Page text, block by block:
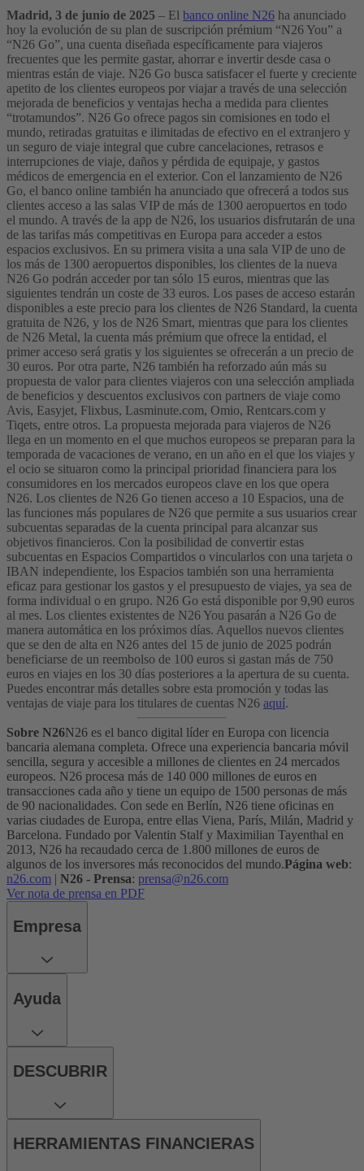
Madrid, 3 de junio de 2025 – El banco online N26 ha anunciado
hoy la evolución de su plan de suscripción prémium “N26 You” a
“N26 Go”, una cuenta diseñada específicamente para viajeros
frecuentes que les permite gastar, ahorrar e invertir desde casa o
mientras están de viaje. N26 Go busca satisfacer el fuerte y creciente
apetito de los clientes europeos por viajar a través de una selección
mejorada de beneficios y ventajas hecha a medida para clientes
“trotamundos”. N26 Go ofrece pagos sin comisiones en todo el
mundo, retiradas gratuitas e ilimitadas de efectivo en el extranjero y
un seguro de viaje integral que cubre cancelaciones, retrasos e
interrupciones de viaje, daños y pérdida de equipaje, y gastos
médicos de emergencia en el exterior. Con el lanzamiento de N26
Go, el banco online también ha anunciado que ofrecerá a todos sus
clientes acceso a las salas VIP de más de 1300 aeropuertos en todo
el mundo. A través de la app de N26, los usuarios disfrutarán de una
de las tarifas más competitivas en Europa para acceder a estos
espacios exclusivos. En su primera visita a una sala VIP de uno de
los más de 1300 aeropuertos disponibles, los clientes de la nueva
N26 Go podrán acceder por tan sólo 15 euros, mientras que las
siguientes tendrán un coste de 33 euros. Los pases de acceso estarán
disponibles a este precio para los clientes de N26 Standard, la cuenta
gratuita de N26, y los de N26 Smart, mientras que para los clientes
de N26 Metal, la cuenta más prémium que ofrece la entidad, el
primer acceso será gratis y los siguientes se ofrecerán a un precio de
30 euros. Por otra parte, N26 también ha reforzado aún más su
propuesta de valor para clientes viajeros con una selección ampliada
de beneficios y descuentos exclusivos con partners de viaje como
Avis, Easyjet, Flixbus, Lasminute.com, Omio, Rentcars.com y
Tiqets, entre otros. La propuesta mejorada para viajeros de N26
llega en un momento en el que muchos europeos se preparan para la
temporada de vacaciones de verano, en un año en el que los viajes y
el ocio se situaron como la principal prioridad financiera para los
consumidores en los mercados europeos clave en los que opera
N26. Los clientes de N26 Go tienen acceso a 10 Espacios, una de
las funciones más populares de N26 que permite a sus usuarios crear
subcuentas separadas de la cuenta principal para alcanzar sus
objetivos financieros. Con la posibilidad de convertir estas
subcuentas en Espacios Compartidos o vincularlos con una tarjeta o
IBAN independiente, los Espacios también son una herramienta
eficaz para gestionar los gastos y el presupuesto de viajes, ya sea de
forma individual o en grupo. N26 Go está disponible por 9,90 euros
al mes. Los clientes existentes de N26 You pasarán a N26 Go de
manera automática en los próximos días. Aquellos nuevos clientes
que se den de alta en N26 antes del 15 de junio de 2025 podrán
beneficiarse de un reembolso de 100 euros si gastan más de 750
euros en viajes en los 30 días posteriores a la apertura de su cuenta.
Puedes encontrar más detalles sobre esta promoción y todas las
ventajas de viaje para los titulares de cuentas N26 aquí.
Sobre N26N26 es el banco digital líder en Europa con licencia
bancaria alemana completa. Ofrece una experiencia bancaria móvil
sencilla, segura y accesible a millones de clientes en 24 mercados
europeos. N26 procesa más de 140 000 millones de euros en
transacciones cada año y tiene un equipo de 1500 personas de más
de 90 nacionalidades. Con sede en Berlín, N26 tiene oficinas en
varias ciudades de Europa, entre ellas Viena, París, Milán, Madrid y
Barcelona. Fundado por Valentin Stalf y Maximilian Tayenthal en
2013, N26 ha recaudado cerca de 1.800 millones de euros de
algunos de los inversores más reconocidos del mundo.Página web:
n26.com | N26 - Prensa: prensa@n26.com
Ver nota de prensa en PDF
Empresa
Ayuda
DESCUBRIR
HERRAMIENTAS FINANCIERAS